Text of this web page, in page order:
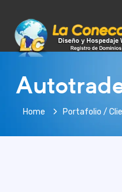
Home Portafolio /